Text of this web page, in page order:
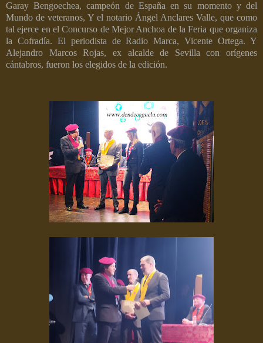
Garay Bengoechea, campeón de España en su momento y del
Mundo de veteranos, Y el notario Ángel Anclares Valle, que como
tal ejerce en el Concurso de Mejor Anchoa de la Feria que organiza
la Cofradía. El periodista de Radio Marca, Vicente Ortega. Y
Alejandro Marcos Rojas, ex alcalde de Sevilla con orígenes
cántabros, fueron los elegidos de la edición.